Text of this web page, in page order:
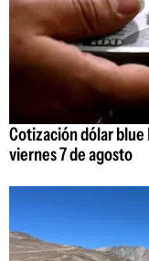
Cotización dólar blue
viernes 7 de agosto